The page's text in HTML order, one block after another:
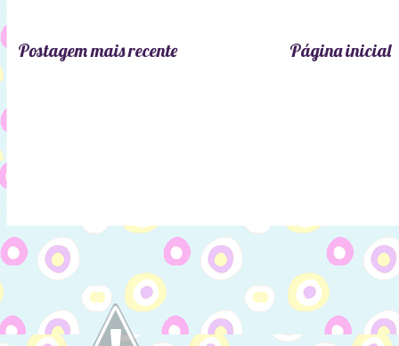
Postagem mais recente Página inicial